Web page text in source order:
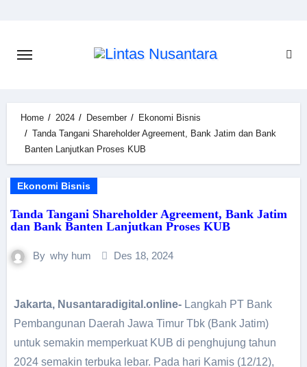
Home 2024 Desember
Ekonomi Bisnis
Tanda Tangani Shareholder Agreement, Bank Jatim dan Bank
Banten Lanjutkan Proses KUB
Ekonomi Bisnis
Tanda Tangani Shareholder Agreement, Bank Jatim
dan Bank Banten Lanjutkan Proses KUB
By why hum Des 18, 2024
Jakarta, Nusantaradigital.online- Langkah PT Bank
Pembangunan Daerah Jawa Timur Tbk (Bank Jatim)
untuk semakin memperkuat KUB di penghujung tahun
2024 semakin terbuka lebar. Pada hari Kamis (12/12),